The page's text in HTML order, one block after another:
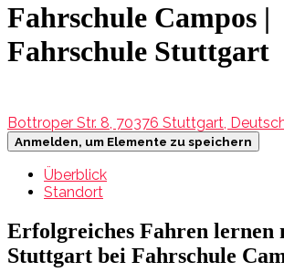
Fahrschule Campos |
Fahrschule Stuttgart
Bottroper Str. 8, 70376 Stuttgart,
Anmelden, um Elemente zu speichern
Überblick
Standort
Erfolgreiches Fahren lernen
Stuttgart bei Fahrschule